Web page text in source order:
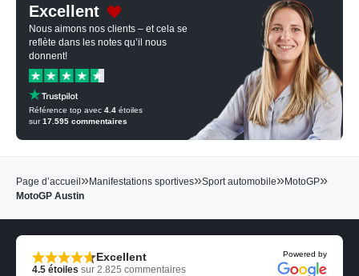
Excellent
Nous aimons nos clients – et cela se
reflète dans les notes qu’il nous
donnent!
Référence top avec 4.4 étoiles
sur17.595 commentaires
Page d’accueil »Manifestations sportives»Sport automobile»MotoGP»
MotoGP Austin
Excellent
4.5 étoiles sur 2.825 commentaires
Powered by